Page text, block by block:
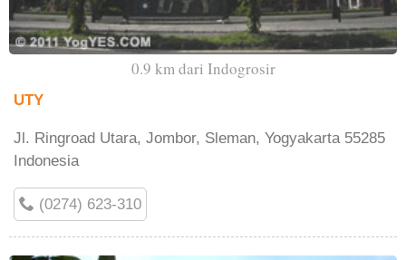
0.9 km dari Indogrosir
UTY
Jl. Ringroad Utara, Jombor, Sleman, Yogyakarta 55285
Indonesia
(0274) 623-310